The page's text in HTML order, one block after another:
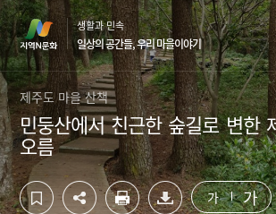
컨
텐
츠
영
역
바
로
가
기
하
단
영
역
바
로
가
기
생활과 민속
일상의 공간들, 우리 마을이야기
제주도 마을 산책
민둥산에서 친근한 숲길로 변한
오름
가 가